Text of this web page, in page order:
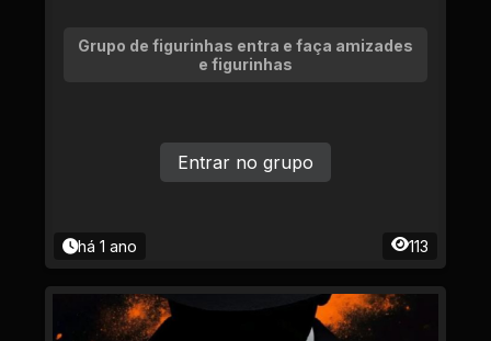
Grupo de figurinhas entra e faça amizades
e figurinhas
há 1 ano 113
Entrar no grupo